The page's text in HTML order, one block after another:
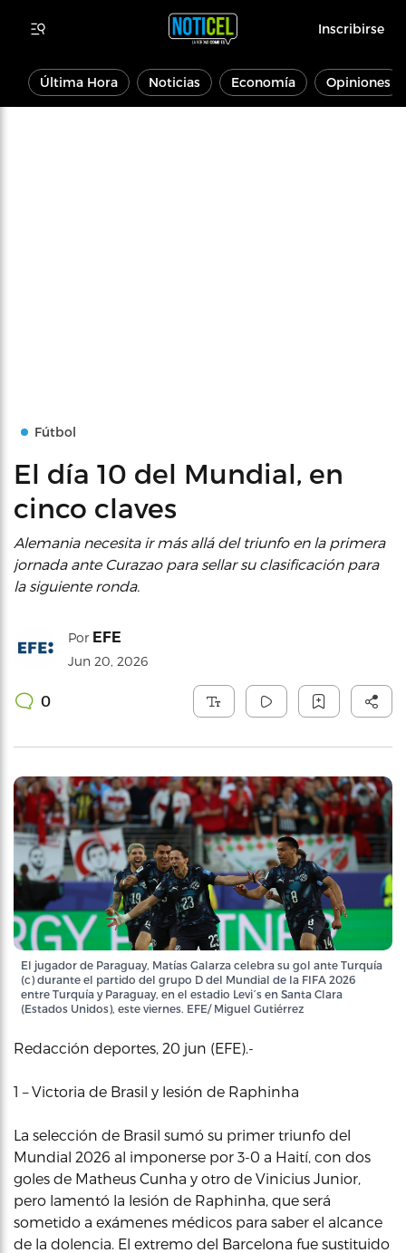
Inscribirse
Última Hora Noticias Economía Opiniones
Fútbol
El día 10 del Mundial, en
cinco claves
Alemania necesita ir más allá del triunfo en la primera
jornada ante Curazao para sellar su clasificación para
la siguiente ronda.
Por EFE
Jun 20, 2026
0
El jugador de Paraguay, Matías Galarza celebra su gol ante Turquía
(c) durante el partido del grupo D del Mundial de la FIFA 2026
entre Turquía y Paraguay, en el estadio Levi´s en Santa Clara
(Estados Unidos), este viernes. EFE/ Miguel Gutiérrez
Redacción deportes, 20 jun (EFE).-
1 – Victoria de Brasil y lesión de Raphinha
La selección de Brasil sumó su primer triunfo del
Mundial 2026 al imponerse por 3-0 a Haití, con dos
goles de Matheus Cunha y otro de Vinicius Junior,
pero lamentó la lesión de Raphinha, que será
sometido a exámenes médicos para saber el alcance
de la dolencia. El extremo del Barcelona fue sustituido